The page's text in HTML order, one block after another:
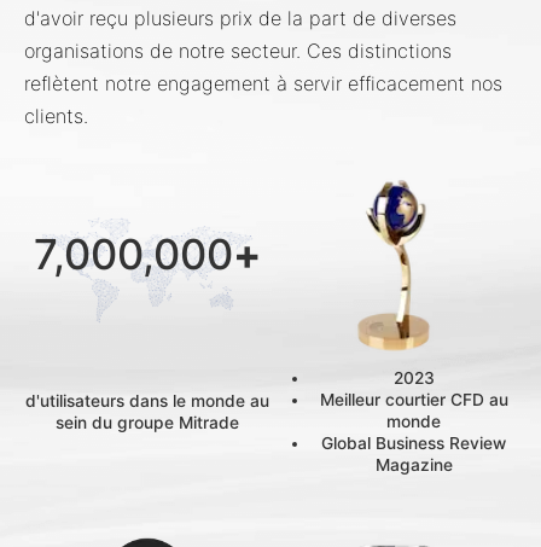
d'avoir reçu plusieurs prix de la part de diverses
organisations de notre secteur. Ces distinctions
reflètent notre engagement à servir efficacement nos
clients.
7,000,000+
d'utilisateurs dans le monde au
sein du groupe Mitrade
2023
Meilleur courtier CFD au
monde
Global Business Review
Magazine